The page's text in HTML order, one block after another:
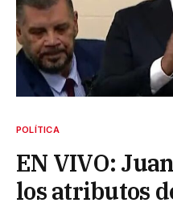
POLÍTICA
EN VIVO:
los atributos